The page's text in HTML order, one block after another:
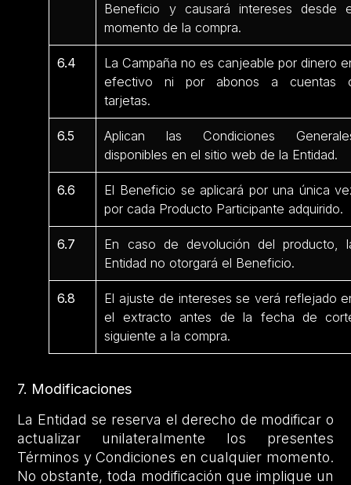
Beneficio y causará intereses desde
momento de la compra.
6.4
La Campaña no es canjeable por dinero
efectivo ni por abonos a cuentas
tarjetas.
6.5
Aplican las Condiciones
disponibles en el sitio web de la Entidad.
6.6
El Beneficio se aplicará por una única
por cada Producto Participante adquirido.
6.7
En caso de devolución del producto,
Entidad no otorgará el Beneficio.
6.8
El ajuste de intereses se verá reflejado
el extracto antes de la fecha de
siguiente a la compra.
7. Modificaciones
La Entidad se reserva el derecho de modificar o
actualizar unilateralmente los presentes
Términos y Condiciones en cualquier momento.
No obstante, toda modificación que implique un